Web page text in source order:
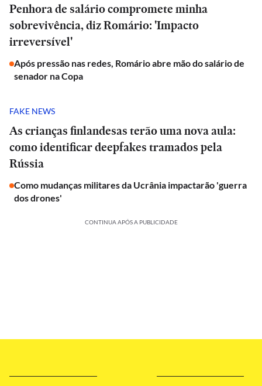
Penhora de salário compromete minha
sobrevivência, diz Romário: 'Impacto
irreversível'
Após pressão nas redes, Romário abre mão do salário de
senador na Copa
FAKE NEWS
As crianças finlandesas terão uma nova aula:
como identificar deepfakes tramados pela
Rússia
Como mudanças militares da Ucrânia impactarão 'guerra
dos drones'
CONTINUA APÓS A PUBLICIDADE